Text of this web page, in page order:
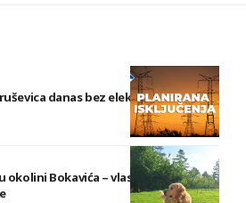
danas bez električne energije
okolini Bokavića – vlasnik nudi